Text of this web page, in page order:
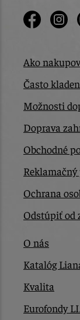
Ako
Často
Možnosti
Doprava
Obchodné
Ochrana
Odstúpiť od
O nás
Katalóg
Kvalita
Eurofondy